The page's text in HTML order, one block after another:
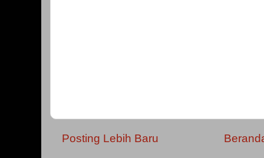
Posting Lebih Baru